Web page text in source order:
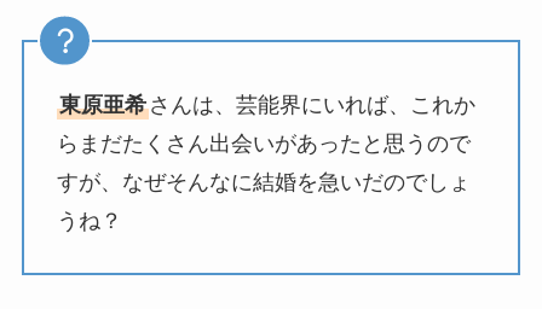
東原亜希さんは、芸能界にいれば、これか
らまだたくさん出会いがあったと思うので
すが、なぜそんなに結婚を急いだのでしょ
うね？